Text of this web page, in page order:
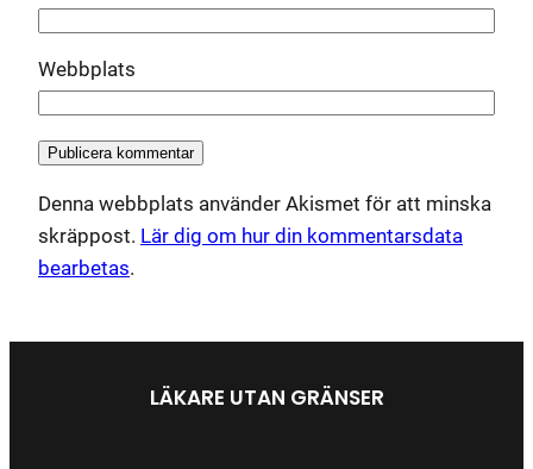
Webbplats
Denna webbplats använder Akismet för att minska
skräppost. Lär dig om hur din kommentarsdata
bearbetas.
LÄKARE UTAN GRÄNSER